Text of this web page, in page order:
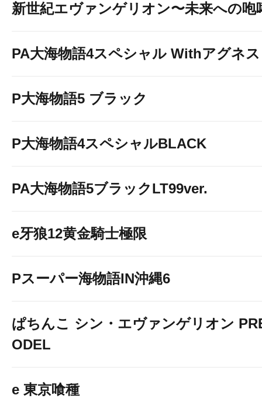
新世紀エヴァンゲリオン〜未来への咆
PA大海物語4スペシャル Withアグネ
P大海物語5 ブラック
P大海物語4スペシャルBLACK
PA大海物語5ブラックLT99ver.
e牙狼12黄金騎士極限
Pスーパー海物語IN沖縄6
ぱちんこ シン・エヴァンゲリオン
ODEL
e 東京喰種